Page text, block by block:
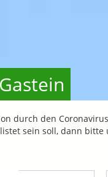
durch den
sein soll, dann bitte